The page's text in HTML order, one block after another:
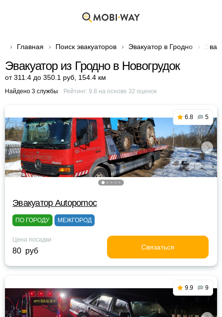
Главная Поиск эвакуаторов Эвакуатор в Гродно
Эвакуатор из Гродно в Новогрудок
от 311.4 до 350.1 руб 154.4 км
Найдено 3 службы Рейтинг: 9.8 на основе 32 оценок
6.8 5
Эвакуатор Autopomoc
ПО ГОРОДУ МЕЖГОРОД
Цена посадки
80 руб Связаться
9.9 9